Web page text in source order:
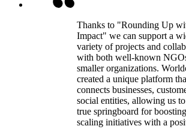
Thanks to "Rounding Up
Impact" we can support a
variety of projects and
with both well-known
smaller organizations.
created a unique platform
connects businesses,
social entities, allowing us to
true springboard for
scaling initiatives with a